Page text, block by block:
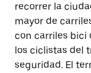
recorrer la
mayor de
con carriles bici
los ciclistas del
seguridad. El